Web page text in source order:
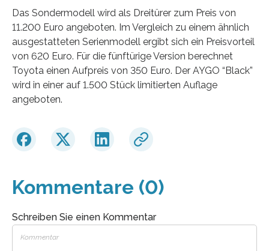
Das Sondermodell wird als Dreitürer zum Preis von
11.200 Euro angeboten. Im Vergleich zu einem ähnlich
ausgestatteten Serienmodell ergibt sich ein Preisvorteil
von 620 Euro. Für die fünftürige Version berechnet
Toyota einen Aufpreis von 350 Euro. Der AYGO “Black”
wird in einer auf 1.500 Stück limitierten Auflage
angeboten.
Kommentare (0)
Schreiben Sie einen Kommentar